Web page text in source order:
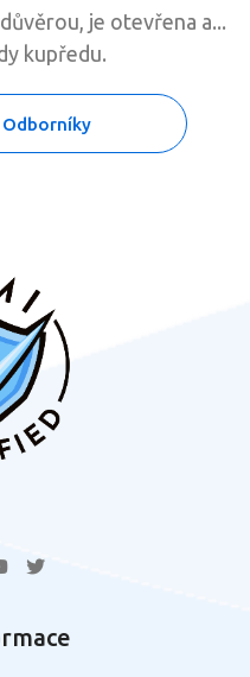
je otevřena a...
kupředu.
Odborníky